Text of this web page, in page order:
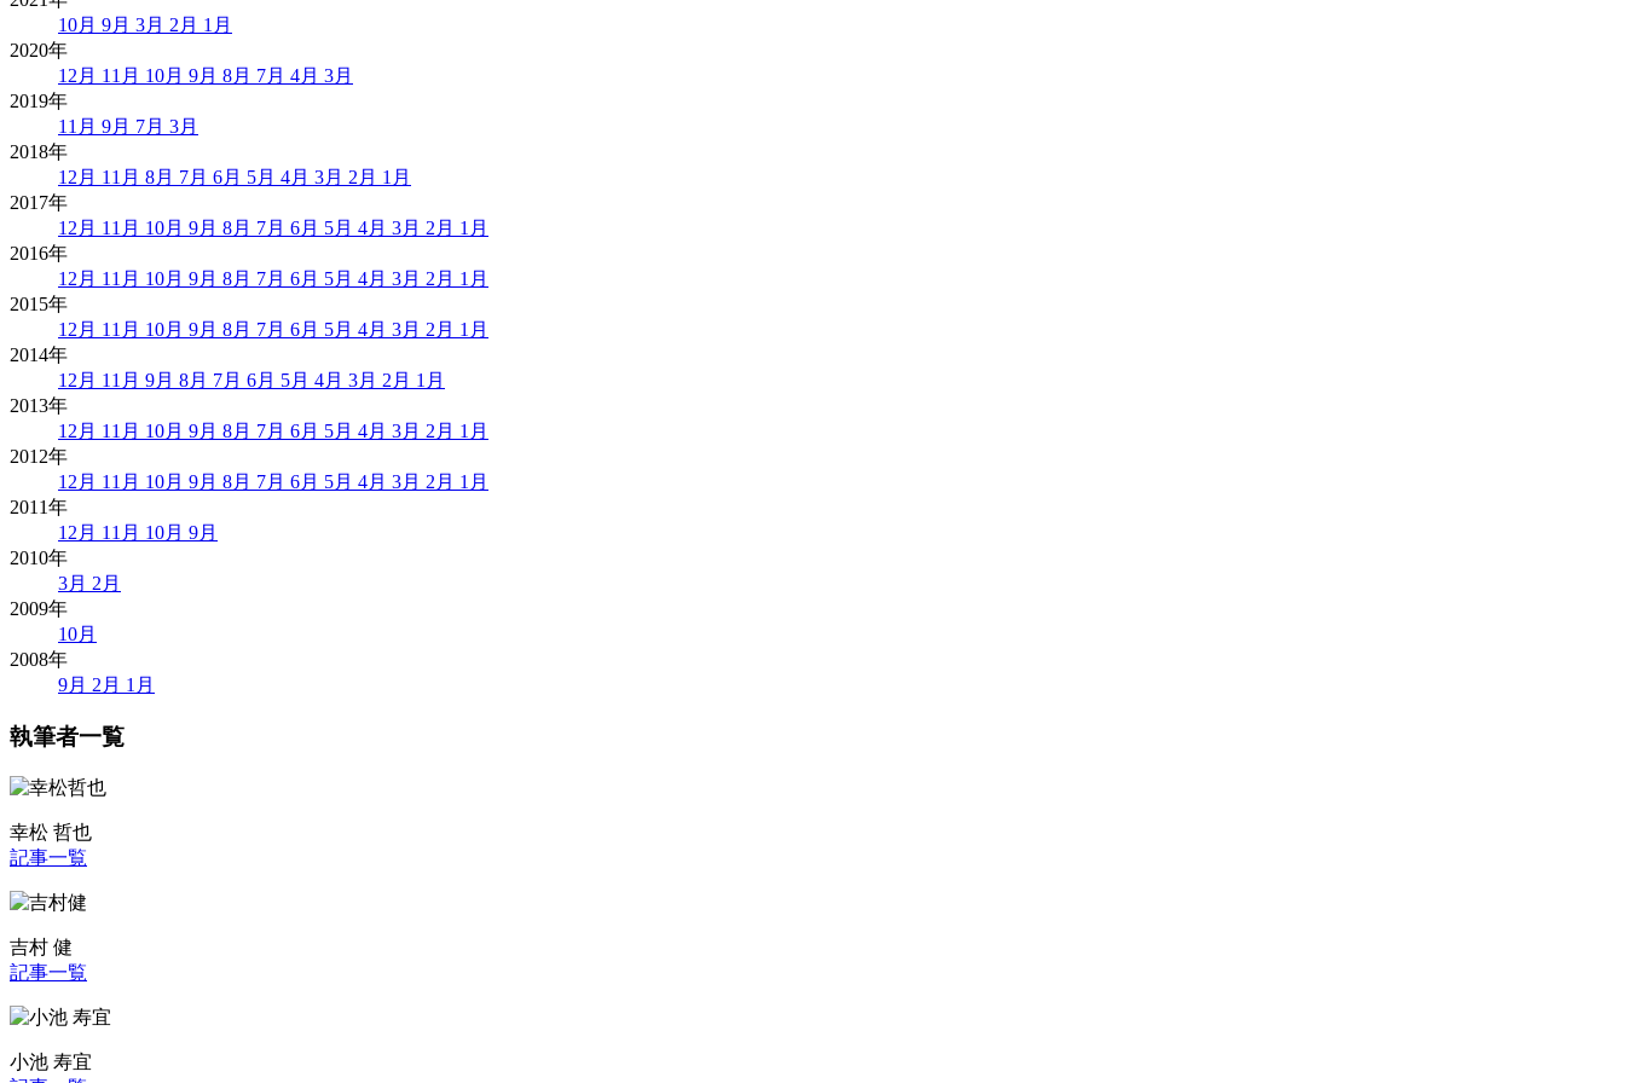
10月 9月 3月 2月 1月
2020年
12月 11月 10月 9月 8月 7月 4月 3月
2019年
11月 9月 7月 3月
2018年
12月 11月 8月 7月 6月 5月 4月 3月 2月 1月
2017年
12月 11月 10月 9月 8月 7月 6月 5月 4月 3月 2月 1月
2016年
12月 11月 10月 9月 8月 7月 6月 5月 4月 3月 2月 1月
2015年
12月 11月 10月 9月 8月 7月 6月 5月 4月 3月 2月 1月
2014年
12月 11月 9月 8月 7月 6月 5月 4月 3月 2月 1月
2013年
12月 11月 10月 9月 8月 7月 6月 5月 4月 3月 2月 1月
2012年
12月 11月 10月 9月 8月 7月 6月 5月 4月 3月 2月 1月
2011年
12月 11月 10月 9月
2010年
3月 2月
2009年
10月
2008年
9月 2月 1月
執筆者一覧
幸松 哲也
記事一覧
吉村 健
記事一覧
小池 寿宜